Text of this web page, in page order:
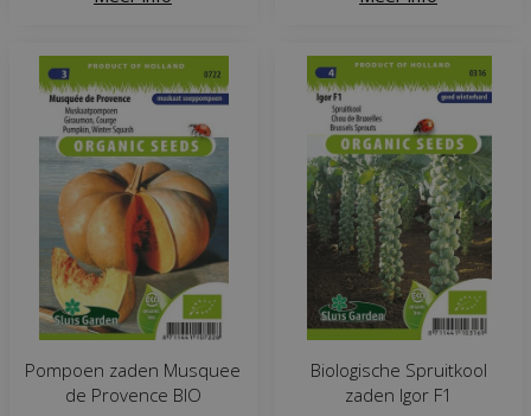
Pompoen zaden Musquee
de Provence BIO
Biologische Spruitkool
zaden Igor F1